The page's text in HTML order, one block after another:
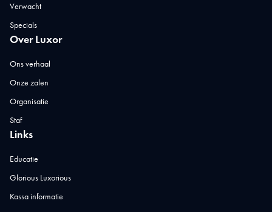
Verwacht
Specials
Over Luxor
Ons verhaal
Onze zalen
Organisatie
Staf
Links
Educatie
Glorious Luxorious
Kassa informatie